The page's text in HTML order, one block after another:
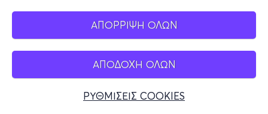
ΑΠΟΡΡΙΨΗ ΟΛΩΝ
ΑΠΟΔΟΧΗ ΟΛΩΝ
ΡΥΘΜΙΣΕΙΣ COOKIES